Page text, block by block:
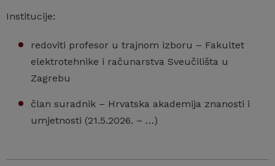
Institucije:
redoviti profesor u trajnom izboru – Fakultet
elektrotehnike i računarstva Sveučilišta u
Zagrebu
član suradnik – Hrvatska akademija znanosti i
umjetnosti (21.5.2026. – …)